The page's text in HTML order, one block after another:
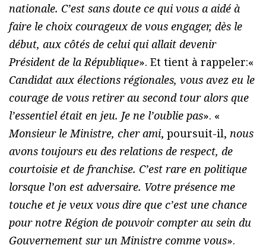
nationale. C’est sans doute ce qui vous a aidé à
faire le choix courageux de vous engager, dès le
début, aux côtés de celui qui allait devenir
Président de la République». Et tient à rappeler:«
Candidat aux élections régionales, vous avez eu le
courage de vous retirer au second tour alors que
l’essentiel était en jeu. Je ne l’oublie pas». «
Monsieur le Ministre, cher ami, poursuit-il, nous
avons toujours eu des relations de respect, de
courtoisie et de franchise. C’est rare en politique
lorsque l’on est adversaire. Votre présence me
touche et je veux vous dire que c’est une chance
pour notre Région de pouvoir compter au sein du
Gouvernement sur un Ministre comme vous».